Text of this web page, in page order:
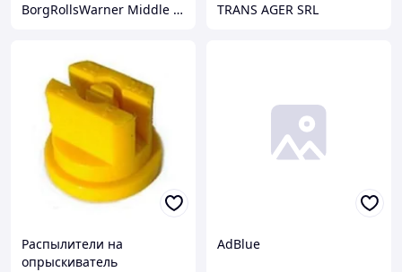
BorgRollsWarner Middle East LLC TRANS AGER SRL
Распылители на
опрыскиватель
AdBlue